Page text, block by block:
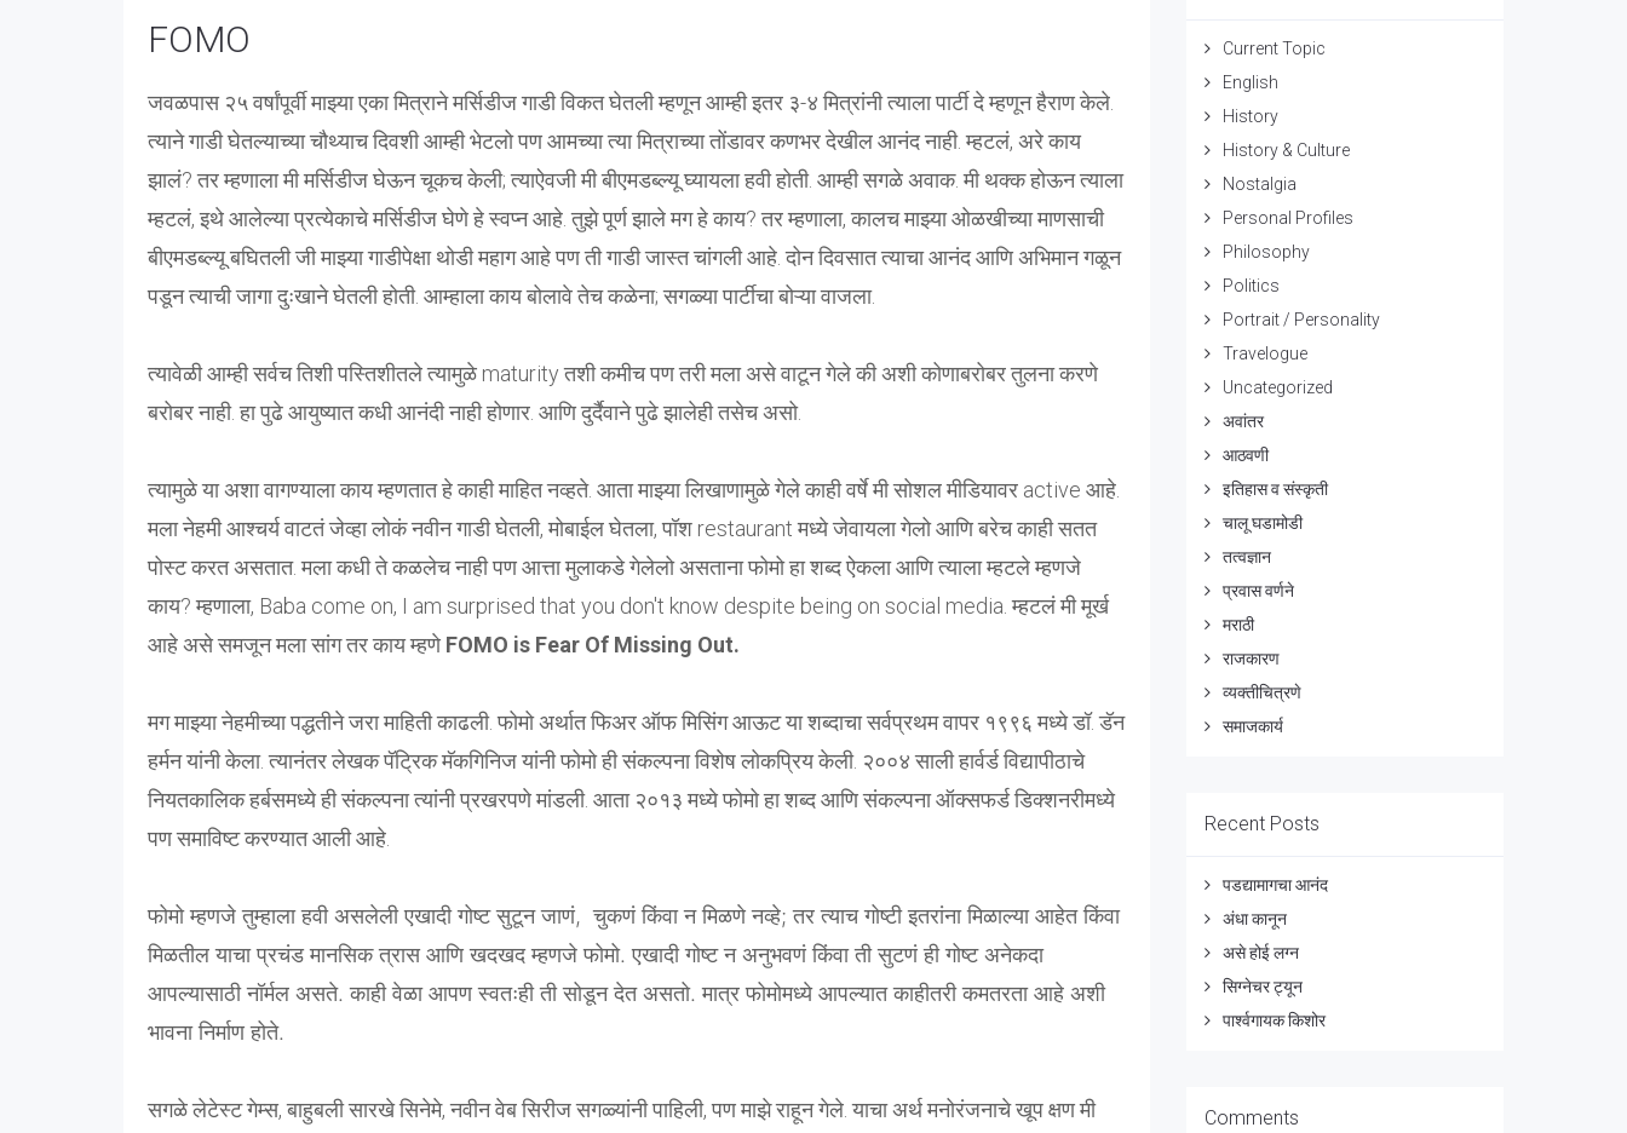
FOMO
जवळपास २५ वर्षांपूर्वी माझ्या एका मित्राने मर्सिडीज गाडी विकत घेतली म्हणून आम्ही इतर ३-४ मित्रांनी त्याला पार्टी दे म्हणून हैराण केले.
त्याने गाडी घेतल्याच्या चौथ्याच दिवशी आम्ही भेटलो पण आमच्या त्या मित्राच्या तोंडावर कणभर देखील आनंद नाही. म्हटलं, अरे काय
झालं? तर म्हणाला मी मर्सिडीज घेऊन चूकच केली; त्याऐवजी मी बीएमडब्ल्यू घ्यायला हवी होती. आम्ही सगळे अवाक. मी थक्क होऊन त्याला
म्हटलं, इथे आलेल्या प्रत्येकाचे मर्सिडीज घेणे हे स्वप्न आहे. तुझे पूर्ण झाले मग हे काय? तर म्हणाला, कालच माझ्या ओळखीच्या माणसाची
बीएमडब्ल्यू बघितली जी माझ्या गाडीपेक्षा थोडी महाग आहे पण ती गाडी जास्त चांगली आहे. दोन दिवसात त्याचा आनंद आणि अभिमान गळून
पडून त्याची जागा दुःखाने घेतली होती. आम्हाला काय बोलावे तेच कळेना; सगळ्या पार्टीचा बोऱ्या वाजला.
त्यावेळी आम्ही सर्वच तिशी पस्तिशीतले त्यामुळे maturity तशी कमीच पण तरी मला असे वाटून गेले की अशी कोणाबरोबर तुलना करणे
बरोबर नाही. हा पुढे आयुष्यात कधी आनंदी नाही होणार. आणि दुर्दैवाने पुढे झालेही तसेच असो.
त्यामुळे या अशा वागण्याला काय म्हणतात हे काही माहित नव्हते. आता माझ्या लिखाणामुळे गेले काही वर्षे मी सोशल मीडियावर active आहे.
मला नेहमी आश्चर्य वाटतं जेव्हा लोकं नवीन गाडी घेतली, मोबाईल घेतला, पॉश restaurant मध्ये जेवायला गेलो आणि बरेच काही सतत
पोस्ट करत असतात. मला कधी ते कळलेच नाही पण आत्ता मुलाकडे गेलेलो असताना फोमो हा शब्द ऐकला आणि त्याला म्हटले म्हणजे
काय? म्हणाला, Baba come on, I am surprised that you don't know despite being on social media. म्हटलं मी मूर्ख
आहे असे समजून मला सांग तर काय म्हणे FOMO is Fear Of Missing Out.
मग माझ्या नेहमीच्या पद्धतीने जरा माहिती काढली. फोमो अर्थात फिअर ऑफ मिसिंग आऊट या शब्दाचा सर्वप्रथम वापर १९९६ मध्ये डॉ. डॅन
हर्मन यांनी केला. त्यानंतर लेखक पॅट्रिक मॅकगिनिज यांनी फोमो ही संकल्पना विशेष लोकप्रिय केली. २००४ साली हार्वर्ड विद्यापीठाचे
नियतकालिक हर्बसमध्ये ही संकल्पना त्यांनी प्रखरपणे मांडली. आता २०१३ मध्ये फोमो हा शब्द आणि संकल्पना ऑक्सफर्ड डिक्शनरीमध्ये
पण समाविष्ट करण्यात आली आहे.
फोमो म्हणजे तुम्हाला हवी असलेली एखादी गोष्ट सुटून जाणं, चुकणं किंवा न मिळणे नव्हे; तर त्याच गोष्टी इतरांना मिळाल्या आहेत किंवा
मिळतील याचा प्रचंड मानसिक त्रास आणि खदखद म्हणजे फोमो. एखादी गोष्ट न अनुभवणं किंवा ती सुटणं ही गोष्ट अनेकदा
आपल्यासाठी नॉर्मल असते. काही वेळा आपण स्वतःही ती सोडून देत असतो. मात्र फोमोमध्ये आपल्यात काहीतरी कमतरता आहे अशी
भावना निर्माण होते.
सगळे लेटेस्ट गेम्स, बाहुबली सारखे सिनेमे, नवीन वेब सिरीज सगळ्यांनी पाहिली, पण माझे राहून गेले. याचा अर्थ मनोरंजनाचे खूप क्षण मी
Current Topic
English
History
History & Culture
Nostalgia
Personal Profiles
Philosophy
Politics
Portrait / Personality
Travelogue
Uncategorized
अवांतर
आठवणी
इतिहास व संस्कृती
चालू घडामोडी
तत्वज्ञान
प्रवास वर्णने
मराठी
राजकारण
व्यक्तीचित्रणे
समाजकार्य
Recent Posts
पडद्यामागचा आनंद
अंधा कानून
असे होई लग्न
सिग्नेचर ट्यून
पार्श्वगायक किशोर
Comments